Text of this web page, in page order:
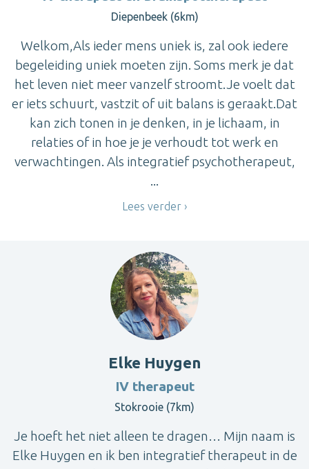
Diepenbeek (6km)
Welkom,Als ieder mens uniek is, zal ook iedere
begeleiding uniek moeten zijn. Soms merk je dat
het leven niet meer vanzelf stroomt.Je voelt dat
er iets schuurt, vastzit of uit balans is geraakt.Dat
kan zich tonen in je denken, in je lichaam, in
relaties of in hoe je je verhoudt tot werk en
verwachtingen. Als integratief psychotherapeut,
...
Lees verder
Elke Huygen
IV therapeut
Stokrooie (7km)
Je hoeft het niet alleen te dragen… Mijn naam is
Elke Huygen en ik ben integratief therapeut in de